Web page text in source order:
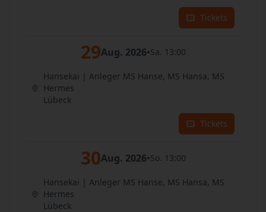
Tickets
29Aug. 2026•Sa. 13:00
Hansekai | Anleger MS Hanse, MS Hansa, MS
Hermes
Lübeck
Tickets
30Aug. 2026•So. 13:00
Hansekai | Anleger MS Hanse, MS Hansa, MS
Hermes
Lübeck